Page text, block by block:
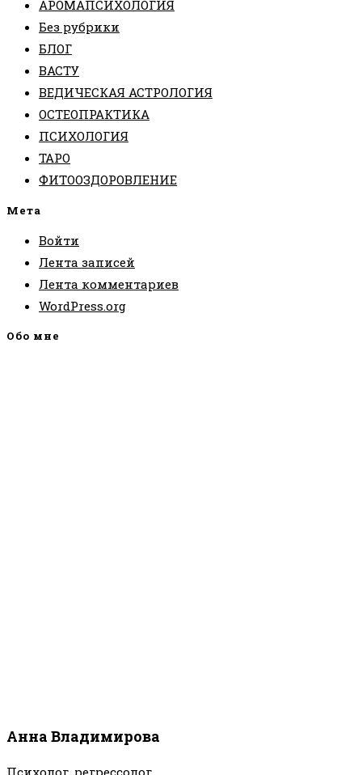
АРОМАПСИХОЛОГИЯ
Без рубрики
БЛОГ
ВАСТУ
ВЕДИЧЕСКАЯ АСТРОЛОГИЯ
ОСТЕОПРАКТИКА
ПСИХОЛОГИЯ
ТАРО
ФИТООЗДОРОВЛЕНИЕ
Мета
Войти
Лента записей
Лента комментариев
WordPress.org
Обо мне
Анна Владимирова
Психолог, регрессолог